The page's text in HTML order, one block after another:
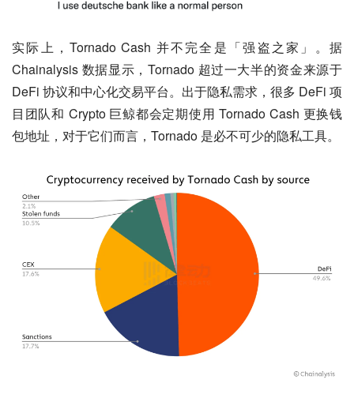
实际上，Tornado Cash 并不完全是「强盗之家」。据
Chainalysis 数据显示，Tornado 超过一大半的资金来源于
DeFi 协议和中心化交易平台。出于隐私需求，很多 DeFi 项
目团队和 Crypto 巨鲸都会定期使用 Tornado Cash 更换钱
包地址，对于它们而言，Tornado 是必不可少的隐私工具。